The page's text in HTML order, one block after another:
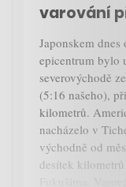
varování
Japonskem dnes
epicentrum bylo
severovýchodě
(5:16 našeho),
kilometrů.
nacházelo v
východně od
desítek